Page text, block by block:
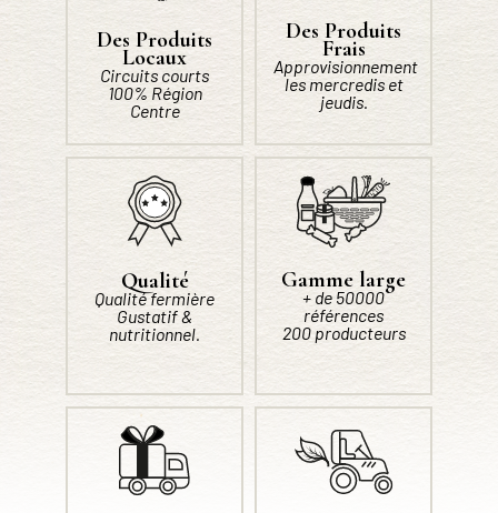
Des Produits
Locaux
Circuits courts
100% Région
Centre
Des Produits
Frais
Approvisionnement
les mercredis et
jeudis.
Qualité
Qualité fermière
Gustatif &
nutritionnel.
Gamme large
+ de 50000
références
200 producteurs